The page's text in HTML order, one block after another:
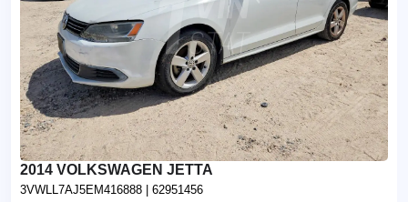
2014 VOLKSWAGEN JETTA
3VWLL7AJ5EM416888 | 62951456